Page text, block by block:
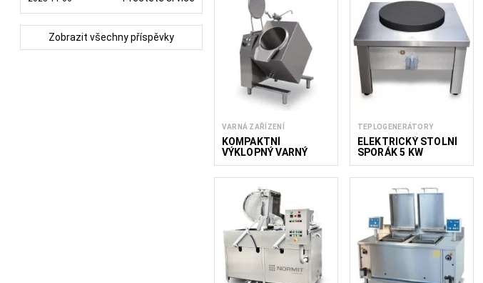
Zobrazit všechny příspěvky
VARNÁ ZAŘÍZENÍ
KOMPAKTNÍ
VÝKLOPNÝ VARNÝ
KOTEL SBP
TEPLOGENERÁTORY
ELEKTRICKÝ STOLNÍ
SPORÁK 5 KW